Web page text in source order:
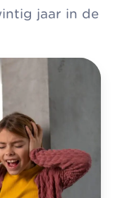
jaar in de